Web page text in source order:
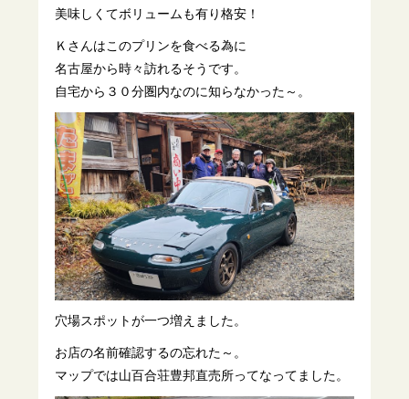
美味しくてボリュームも有り格安！
Ｋさんはこのプリンを食べる為に
名古屋から時々訪れるそうです。
自宅から３０分圏内なのに知らなかった～。
穴場スポットが一つ増えました。
お店の名前確認するの忘れた～。
マップでは山百合荘豊邦直売所ってなってました。